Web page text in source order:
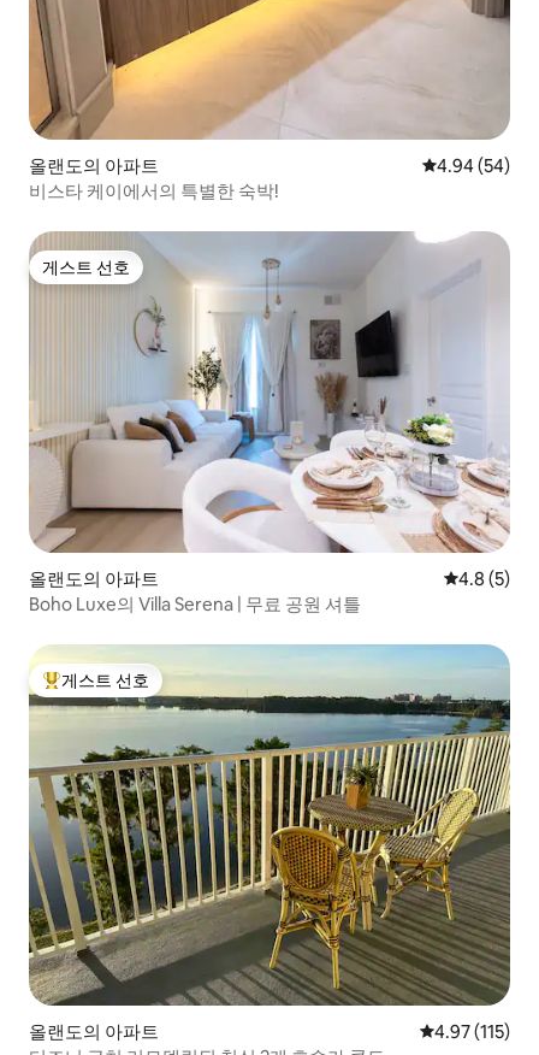
올랜도의 아파트 평점 4.94점(5
4.94 (54)
비스타 케이에서의 특별한 숙박!
게스트 선호
게스트 선호
올랜도의 아파트 평점 4.8점
4.8 (5)
Boho Luxe의 Villa Serena | 무료 공원 셔틀
상위 게스트 선호
게스트 선호
올랜도의 아파트 평점 4.97점(5
4.97 (115)